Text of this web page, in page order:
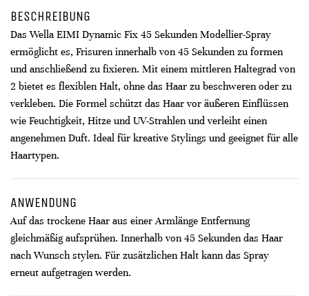
BESCHREIBUNG
Das Wella EIMI Dynamic Fix 45 Sekunden Modellier-Spray
ermöglicht es, Frisuren innerhalb von 45 Sekunden zu formen
und anschließend zu fixieren. Mit einem mittleren Haltegrad von
2 bietet es flexiblen Halt, ohne das Haar zu beschweren oder zu
verkleben. Die Formel schützt das Haar vor äußeren Einflüssen
wie Feuchtigkeit, Hitze und UV-Strahlen und verleiht einen
angenehmen Duft. Ideal für kreative Stylings und geeignet für alle
Haartypen.
ANWENDUNG
Auf das trockene Haar aus einer Armlänge Entfernung
gleichmäßig aufsprühen. Innerhalb von 45 Sekunden das Haar
nach Wunsch stylen. Für zusätzlichen Halt kann das Spray
erneut aufgetragen werden.​